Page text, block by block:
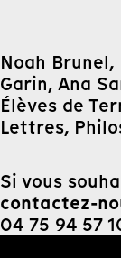
Noah Brunel,
Garin, Ana
Élèves de
Lettres,
Si vous
contactez-
04 75 94 57